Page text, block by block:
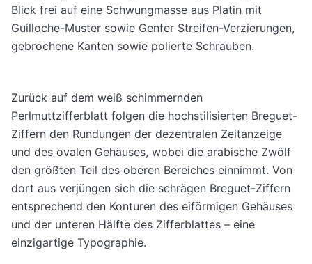
Blick frei auf eine Schwungmasse aus Platin mit
Guilloche-Muster sowie Genfer Streifen-Verzierungen,
gebrochene Kanten sowie polierte Schrauben.
Zurück auf dem weiß schimmernden
Perlmuttzifferblatt folgen die hochstilisierten Breguet-
Ziffern den Rundungen der dezentralen Zeitanzeige
und des ovalen Gehäuses, wobei die arabische Zwölf
den größten Teil des oberen Bereiches einnimmt. Von
dort aus verjüngen sich die schrägen Breguet-Ziffern
entsprechend den Konturen des eiförmigen Gehäuses
und der unteren Hälfte des Zifferblattes – eine
einzigartige Typographie.